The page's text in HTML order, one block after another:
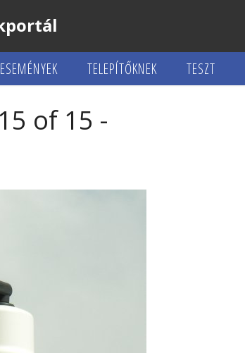
ESEMÉNYEK TELEPÍTŐKNEK TESZT
of 15 -